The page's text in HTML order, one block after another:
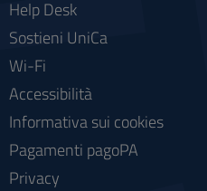
Help Desk
Sostieni UniCa
Wi-Fi
Accessibilità
Informativa sui cookies
Pagamenti pagoPA
Privacy